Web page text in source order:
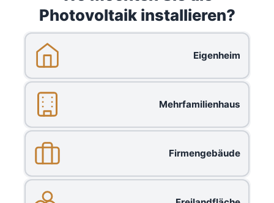
Photovoltaik installieren?
Eigenheim
Mehrfamilienhaus
Firmengebäude